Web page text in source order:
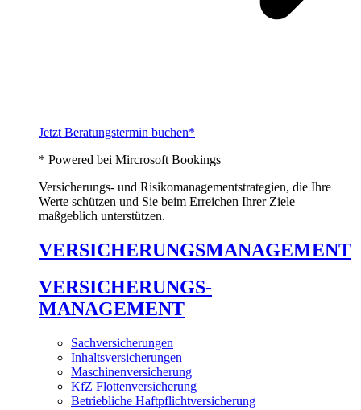
Jetzt Beratungstermin buchen*
* Powered bei Mircrosoft Bookings
Versicherungs- und Risikomanagementstrategien, die Ihre
Werte schützen und Sie beim Erreichen Ihrer Ziele
maßgeblich unterstützen.
VERSICHERUNGSMANAGEMENT
VERSICHERUNGS-
MANAGEMENT
Sachversicherungen
Inhaltsversicherungen
Maschinenversicherung
KfZ Flottenversicherung
Betriebliche Haftpflichtversicherung